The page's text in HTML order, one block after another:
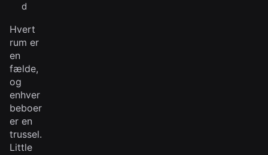
d
Hvert
rum er
en
fælde,
og
enhver
beboer
er en
trussel.
Little